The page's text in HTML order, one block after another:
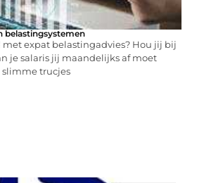
belastingsystemen
met expat belastingadvies? Hou jij bij
je salaris jij maandelijks af moet
trucjes